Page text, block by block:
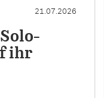
21.07.2026
ihr